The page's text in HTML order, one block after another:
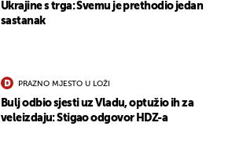
Ukrajine s trga: Svemu je prethodio jedan
sastanak
PRAZNO MJESTO U LOŽI
Bulj odbio sjesti uz Vladu, optužio ih za
veleizdaju: Stigao odgovor HDZ-a